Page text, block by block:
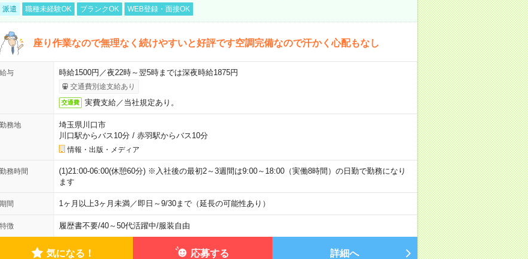
派遣 職種未経験OK ブランクOK WEB登録・面接OK
座り作業なので無理なく続けやすいと好評です空調完備なので汗かく心配もなし
給与 時給1500円／夜22時～翌5時までは深夜時給1875円
交通費別途支給あり
交通費 実費支給／当社規定あり。
勤務地
埼玉県川口市
川口駅からバス10分/ 赤羽駅からバス10分
情報・出版・メディア
勤務時間
(1)21:00-06:00(休憩60分) ※入社後の最初2～3週間は9:00～18:00（実働8時間）の日勤で勤務になり
ます
期間 1ヶ月以上3ヶ月未満／即日～9/30まで（延長の可能性あり）
特徴 履歴書不要/40～50代活躍中/服装自由
気になる！ 応募する 詳細へ